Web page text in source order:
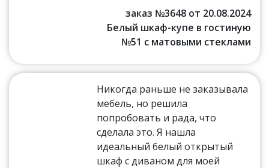
заказ №3648 от 20.08.2024
Белый шкаф-купе в гостиную
№51 с матовыми стеклами
Никогда раньше не заказывала
мебель, но решила
попробовать и рада, что
сделала это. Я нашла
идеальный белый открытый
шкаф с диваном для моей